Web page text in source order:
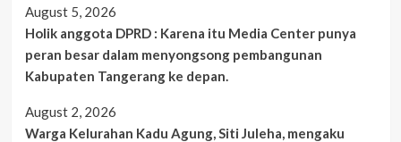
August 5, 2026
Holik anggota DPRD : Karena itu Media Center punya
peran besar dalam menyongsong pembangunan
Kabupaten Tangerang ke depan.
August 2, 2026
Warga Kelurahan Kadu Agung, Siti Juleha, mengaku